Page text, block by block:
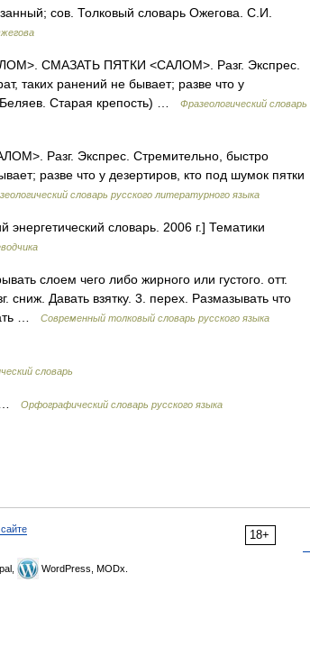
сов. Толковый словарь Ожегова. С.И.
СМАЗАТЬ ПЯТКИ <САЛОМ>. Разг. Экспрес.
таких ранений не бывает; разве что у
Старая крепость) …
Фразеологический словарь
Разг. Экспрес. Стремительно, быстро
разве что у дезертиров, кто под шумок пятки
словарь русского литературного языка
словарь. 2006 г.] Тематики
слоем чего либо жирного или густого. отт.
сниж. Давать взятку. 3. перех. Размазывать что
…
Современный толковый словарь русского языка
словарь
… Орфографический словарь русского языка
18+
WordPress, MODx.